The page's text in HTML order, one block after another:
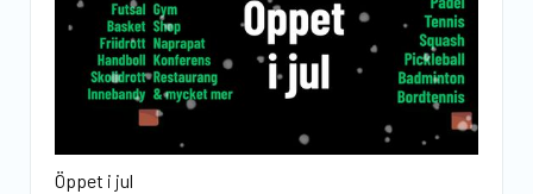
Öppet i jul